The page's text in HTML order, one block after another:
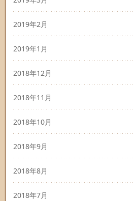
2019年2月
2019年1月
2018年12月
2018年11月
2018年10月
2018年9月
2018年8月
2018年7月